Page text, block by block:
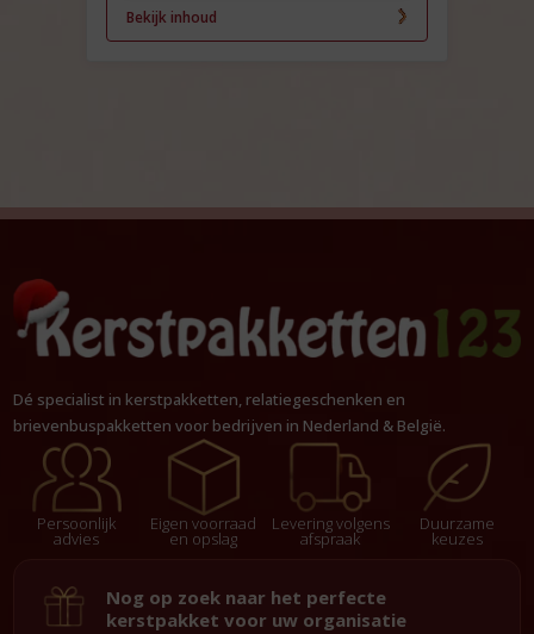
Bekijk inhoud
Dé specialist in kerstpakketten, relatiegeschenken en
brievenbuspakketten voor bedrijven in Nederland & België.
Persoonlijk
advies
Eigen voorraad
en opslag
Levering volgens
afspraak
Duurzame
keuzes
Nog op zoek naar het perfecte
kerstpakket voor uw organisatie